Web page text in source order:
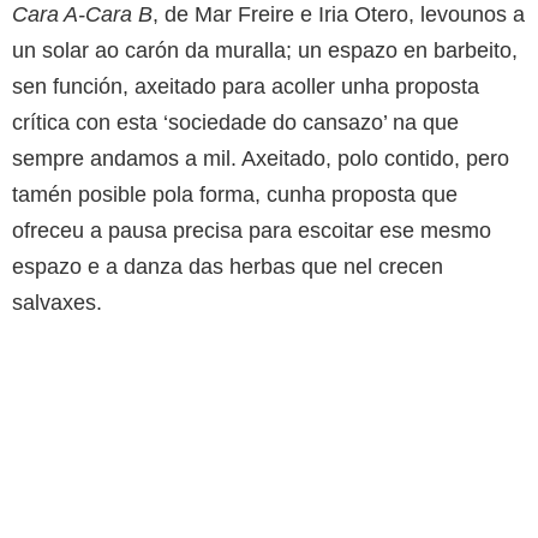
Cara A-Cara B, de Mar Freire e Iria Otero, levounos a
un solar ao carón da muralla; un espazo en barbeito,
sen función, axeitado para acoller unha proposta
crítica con esta ‘sociedade do cansazo’ na que
sempre andamos a mil. Axeitado, polo contido, pero
tamén posible pola forma, cunha proposta que
ofreceu a pausa precisa para escoitar ese mesmo
espazo e a danza das herbas que nel crecen
salvaxes.